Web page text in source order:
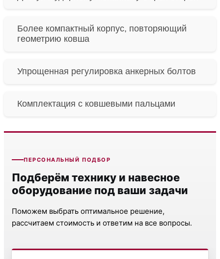
Более компактный корпус, повторяющий
геометрию ковша
Упрощенная регулировка анкерных болтов
Комплектация с ковшевыми пальцами
ПЕРСОНАЛЬНЫЙ ПОДБОР
Подберём технику и навесное
оборудование под ваши задачи
Поможем выбрать оптимальное решение,
рассчитаем стоимость и ответим на все вопросы.